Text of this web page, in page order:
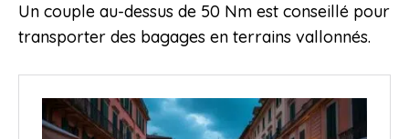
Un couple au-dessus de 50 Nm est conseillé pour
transporter des bagages en terrains vallonnés.